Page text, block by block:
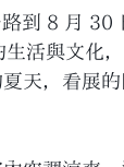
到 8 月 30
活與文化
天，看展